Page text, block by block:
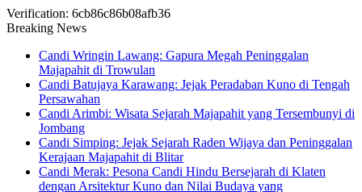
Verification: 6cb86c86b08afb36
Breaking News
Candi Wringin Lawang: Gapura Megah Peninggalan
Majapahit di Trowulan
Candi Batujaya Karawang: Jejak Peradaban Kuno di Tengah
Persawahan
Candi Arimbi: Wisata Sejarah Majapahit yang Tersembunyi di
Jombang
Candi Simping: Jejak Sejarah Raden Wijaya dan Peninggalan
Kerajaan Majapahit di Blitar
Candi Merak: Pesona Candi Hindu Bersejarah di Klaten
dengan Arsitektur Kuno dan Nilai Budaya yang